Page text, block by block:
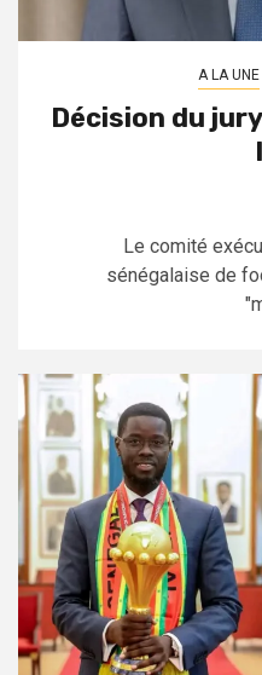
A LA UNE
Décision du jury
Le comité
sénégalaise de